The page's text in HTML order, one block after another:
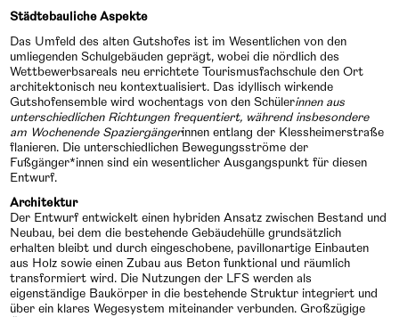
Städtebauliche Aspekte
Das Umfeld des alten Gutshofes ist im Wesentlichen von den
umliegenden Schulgebäuden geprägt, wobei die nördlich des
Wettbewerbsareals neu errichtete Tourismusfachschule den Ort
architektonisch neu kontextualisiert. Das idyllisch wirkende
Gutshofensemble wird wochentags von den Schülerinnen aus
unterschiedlichen Richtungen frequentiert, während insbesondere
am Wochenende Spaziergängerinnen entlang der Klessheimerstraße
flanieren. Die unterschiedlichen Bewegungsströme der
Fußgänger*innen sind ein wesentlicher Ausgangspunkt für diesen
Entwurf.
Architektur
Der Entwurf entwickelt einen hybriden Ansatz zwischen Bestand und
Neubau, bei dem die bestehende Gebäudehülle grundsätzlich
erhalten bleibt und durch eingeschobene, pavillonartige Einbauten
aus Holz sowie einen Zubau aus Beton funktional und räumlich
transformiert wird. Die Nutzungen der LFS werden als
eigenständige Baukörper in die bestehende Struktur integriert und
über ein klares Wegesystem miteinander verbunden. Großzügige